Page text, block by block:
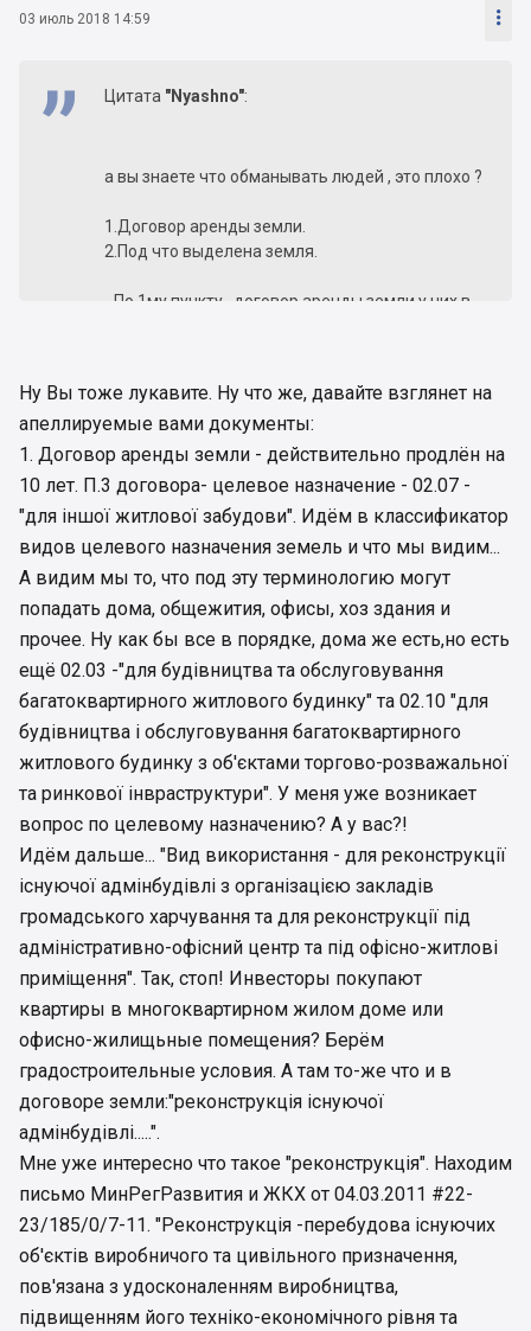
03 июль 2018 14:59 
Цитата "Nyashno":
а вы знаете что обманывать людей , это плохо ?
1.Договор аренды земли.
2.Под что выделена земля.
- По 1му пункту , договор аренды земли у них в
- "Незнание закона не освобождает от
ответственности" так вот к чему это я , если вы
не разбираетесь в законодательстве , а лишь бы
написать гневный комментарий на форуме, то
изучите договор аренды земли , там все четко и
ясно написано , про целевое назначение земли
и вид использования.
Ну и про забор , сегодня проезжал мимо
стройплощадки , если не трудно покажите где
именно упал забор , ничего не заметил ((
Ну Вы тоже лукавите. Ну что же, давайте взглянет на
апеллируемые вами документы:
1. Договор аренды земли - действительно продлён на
10 лет. П.3 договора- целевое назначение - 02.07 -
"для іншої житлової забудови". Идём в классификатор
видов целевого назначения земель и что мы видим...
А видим мы то, что под эту терминологию могут
попадать дома, общежития, офисы, хоз здания и
прочее. Ну как бы все в порядке, дома же есть,но есть
ещё 02.03 -"для будівництва та обслуговування
багатоквартирного житлового будинку" та 02.10 "для
будівництва і обслуговування багатоквартирного
житлового будинку з об'єктами торгово-розважальної
та ринкової інвраструктури". У меня уже возникает
вопрос по целевому назначению? А у вас?!
Идём дальше... "Вид використання - для реконструкції
існуючої адмінбудівлі з організацією закладів
громадського харчування та для реконструкції під
адміністративно-офісний центр та під офісно-житлові
приміщення". Так, стоп! Инвесторы покупают
квартиры в многоквартирном жилом доме или
офисно-жилищьные помещения? Берём
градостроительные условия. А там то-же что и в
договоре земли:"реконструкція існуючої
адмінбудівлі.....".
Мне уже интересно что такое "реконструкція". Находим
письмо МинРегРазвития и ЖКХ от 04.03.2011 #22-
23/185/0/7-11. "Реконструкція -перебудова існуючих
об'єктів виробничого та цивільного призначення,
пов'язана з удосконаленням виробництва,
підвищенням його техніко-економічного рівня та